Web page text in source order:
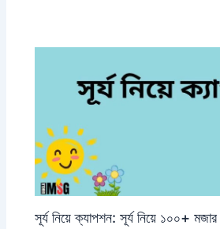
সূর্য নিয়ে ক্যাপশন: সূর্য নিয়ে ১০০+